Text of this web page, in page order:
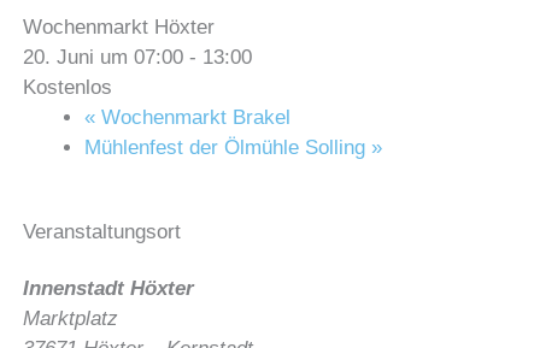
Wochenmarkt Höxter
20. Juni um 07:00 - 13:00
Kostenlos
« Wochenmarkt Brakel
Mühlenfest der Ölmühle Solling »
Veranstaltungsort
Innenstadt Höxter
Marktplatz